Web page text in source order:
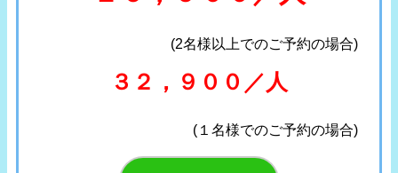
(2名様以上でのご予約の場合)
３２，９００／人
(１名様でのご予約の場合)